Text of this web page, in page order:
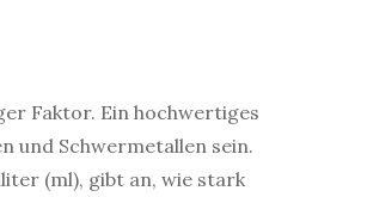
Faktor. Ein hochwertiges
und Schwermetallen sein.
(ml), gibt an, wie stark